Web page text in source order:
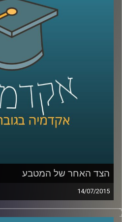
בסיפור, והכלים להטמעתה
מה יכולים תאגידים
יכול כל אדם בעל קרן
להעלות את המודעות ואת
ההשקעות החברתיות?
קרדיט תמונות:AudioVersity
הצד האחר של המטבע
14/07/2015
פרופסור שחר קריב,